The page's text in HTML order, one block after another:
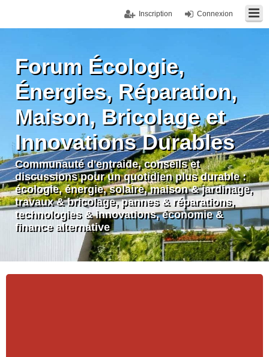
Connexion
Inscription
Forum Écologie,
Énergies, Réparation,
Maison, Bricolage et
Innovations Durables
Communauté d'entraide, conseils et
discussions pour un quotidien plus durable :
écologie, énergie, solaire, maison & jardinage,
travaux & bricolage, pannes & réparations,
technologies & innovations, économie &
finance alternative